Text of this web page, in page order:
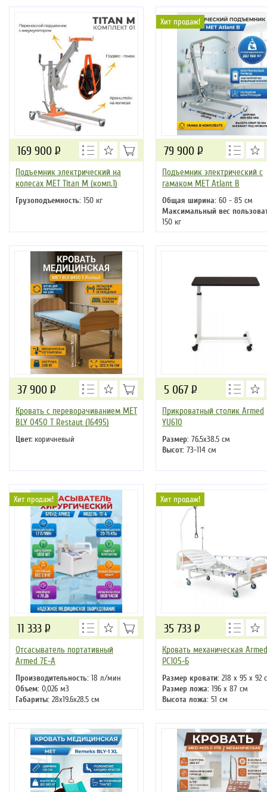
Подъемник электрический на
колесах MET Titan M (комп.1)
Грузоподъемность: 150 кг
169 900 Р
Хит продаж!
Подъемник электрический с
гамаком MET Atlant B
Общая ширина: 60 - 85 см
Максимальный вес
150 кг
79 900 Р
Кровать с переворачиванием MET
BLY 0450 T Restaut (16495)
Цвет: коричневый
37 900 Р
Прикроватный столик Armed
YU610
Размер: 76.5х38.5 см
Высот: 73-114 см
5 067 Р
Хит продаж!
Отсасыватель портативный
Armed 7Е-А
Производительность: 18 л/мин
Объем: 0,026 м3
Габариты: 28х19.6х28.5 см
11 333 Р
Хит продаж!
Кровать механическая Armed
РС105-Б
Размер кровати: 218 х 95 х 92
Размер ложа: 196 х 87 см
Высота ложа: 51 см
35 733 Р